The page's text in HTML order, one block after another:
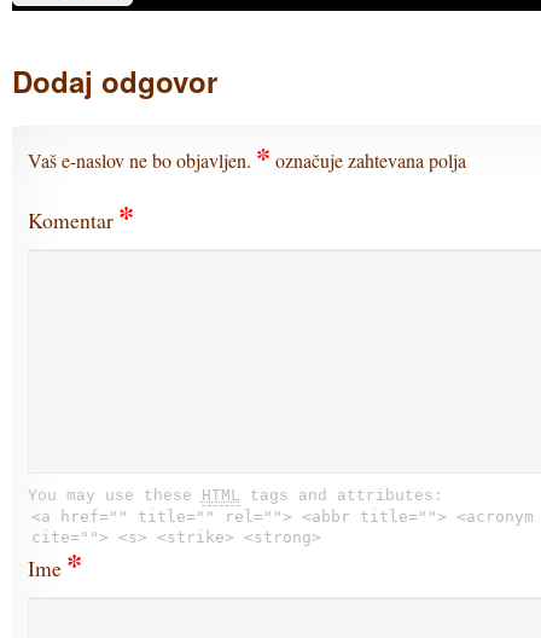
Dodaj odgovor
Vaš e-naslov ne bo objavljen. * označuje zahtevana polja
Komentar *
You may use these HTML tags and attributes:
<a href="" title="" rel=""> <abbr title=""> <acronym
cite=""> <s> <strike> <strong>
Ime *